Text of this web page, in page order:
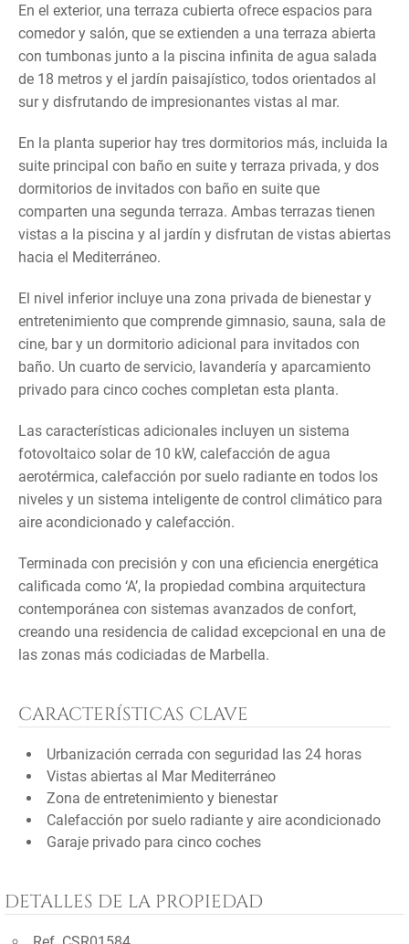
En el exterior, una terraza cubierta ofrece espacios para
comedor y salón, que se extienden a una terraza abierta
con tumbonas junto a la piscina infinita de agua salada
de 18 metros y el jardín paisajístico, todos orientados al
sur y disfrutando de impresionantes vistas al mar.
En la planta superior hay tres dormitorios más, incluida la
suite principal con baño en suite y terraza privada, y dos
dormitorios de invitados con baño en suite que
comparten una segunda terraza. Ambas terrazas tienen
vistas a la piscina y al jardín y disfrutan de vistas abiertas
hacia el Mediterráneo.
El nivel inferior incluye una zona privada de bienestar y
entretenimiento que comprende gimnasio, sauna, sala de
cine, bar y un dormitorio adicional para invitados con
baño. Un cuarto de servicio, lavandería y aparcamiento
privado para cinco coches completan esta planta.
Las características adicionales incluyen un sistema
fotovoltaico solar de 10 kW, calefacción de agua
aerotérmica, calefacción por suelo radiante en todos los
niveles y un sistema inteligente de control climático para
aire acondicionado y calefacción.
Terminada con precisión y con una eficiencia energética
calificada como ‘A’, la propiedad combina arquitectura
contemporánea con sistemas avanzados de confort,
creando una residencia de calidad excepcional en una de
las zonas más codiciadas de Marbella.
CARACTERÍSTICAS CLAVE
Urbanización cerrada con seguridad las 24 horas
Vistas abiertas al Mar Mediterráneo
Zona de entretenimiento y bienestar
Calefacción por suelo radiante y aire acondicionado
Garaje privado para cinco coches
DETALLES DE LA PROPIEDAD